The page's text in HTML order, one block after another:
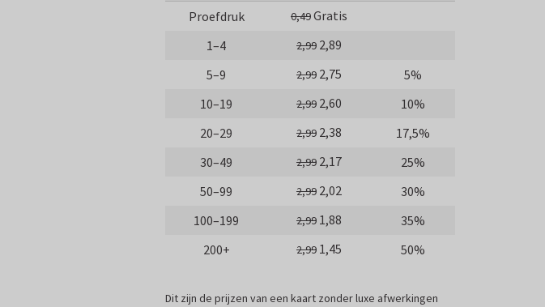
Proefdruk 0,49Gratis
1–4
2,99 2,89
5–9
2,99 2,75
5%
10–19
2,99 2,60
10%
20–29
2,99 2,38
17,5%
30–49
2,99 2,17
25%
50–99
2,99 2,02
30%
100–199
2,99 1,88
35%
200+
2,99 1,45 50%
Dit zijn de prijzen van een kaart zonder luxe afwerkingen